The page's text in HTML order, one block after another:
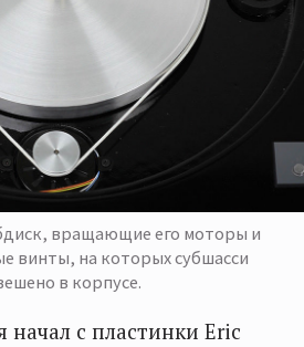
вращающие его моторы и
винты, на которых субшасси
в корпусе.
с пластинки Eric